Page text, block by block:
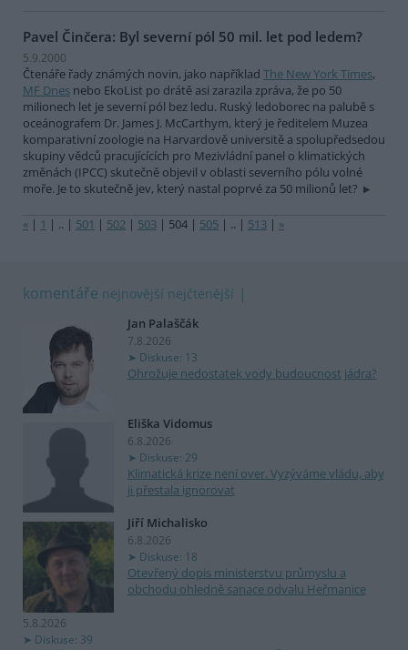
Pavel Činčera: Byl severní pól 50 mil. let pod ledem?
5.9.2000
Čtenáře řady známých novin, jako například The New York Times,
MF Dnes nebo EkoList po drátě asi zarazila zpráva, že po 50
milionech let je severní pól bez ledu. Ruský ledoborec na palubě s
oceánografem Dr. James J. McCarthym, který je ředitelem Muzea
komparativní zoologie na Harvardově universitě a spolupředsedou
skupiny vědců pracujícících pro Mezivládní panel o klimatických
změnách (IPCC) skutečně objevil v oblasti severního pólu volné
moře. Je to skutečně jev, který nastal poprvé za 50 milionů let?
« | 1 | .. | 501 | 502 | 503 | 504 | 505 | .. | 513 | »
komentáře nejnovější nejčtenější
Jan Palaščák
7.8.2026
Diskuse: 13
Ohrožuje nedostatek vody budoucnost jádra?
Eliška Vidomus
6.8.2026
Diskuse: 29
Klimatická krize není over. Vyzýváme vládu, aby
ji přestala ignorovat
Jiří Michalisko
6.8.2026
Diskuse: 18
Otevřený dopis ministerstvu průmyslu a
obchodu ohledně sanace odvalu Heřmanice
5.8.2026
Diskuse: 39